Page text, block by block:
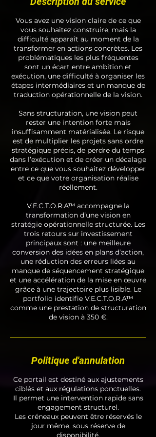
Vous avez une vision claire de ce que
vous souhaitez construire, mais la
difficulté apparaît au moment de la
transformer en actions concrètes. Les
problématiques les plus fréquentes
sont un écart entre ambition et
exécution, une difficulté à organiser les
étapes intermédiaires et un manque de
traduction opérationnelle de la vision.
Sans structuration, une vision peut
rester une intention forte mais
insuffisamment matérialisée. Le risque
est de multiplier les projets sans ordre
stratégique précis, de perdre du temps
dans l’exécution et de créer un décalage
entre ce que vous souhaitez développer
et ce que votre organisation réalise
réellement.
V.E.C.T.O.R.A™ accompagne la
transformation d’une vision en
stratégie opérationnelle structurée. Les
trois retours sur investissement
principaux sont : une meilleure
conversion des idées en plans d’action,
une réduction des erreurs liées au
manque de séquencement stratégique
et une accélération de la mise en œuvre
grâce à une trajectoire plus lisible. Le
portfolio identifie V.E.C.T.O.R.A™
comme une prestation de structuration
de vision à 350 €.
Politique d'annulation
Ce portail est destiné aux ajustements
ciblés et aux régulations ponctuelles.
Il permet une intervention rapide sans
engagement structurel.
Les créneaux peuvent être réservés le
jour même, sous réserve de
disponibilité.